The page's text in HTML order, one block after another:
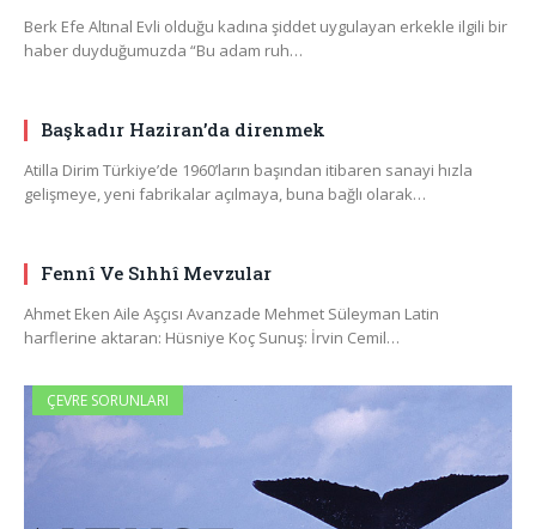
Berk Efe Altınal Evli olduğu kadına şiddet uygulayan erkekle ilgili bir
haber duyduğumuzda “Bu adam ruh…
Başkadır Haziran’da direnmek
Atilla Dirim Türkiye’de 1960’ların başından itibaren sanayi hızla
gelişmeye, yeni fabrikalar açılmaya, buna bağlı olarak…
Fennî Ve Sıhhî Mevzular
Ahmet Eken Aile Aşçısı Avanzade Mehmet Süleyman Latin
harflerine aktaran: Hüsniye Koç Sunuş: İrvin Cemil…
ÇEVRE SORUNLARI